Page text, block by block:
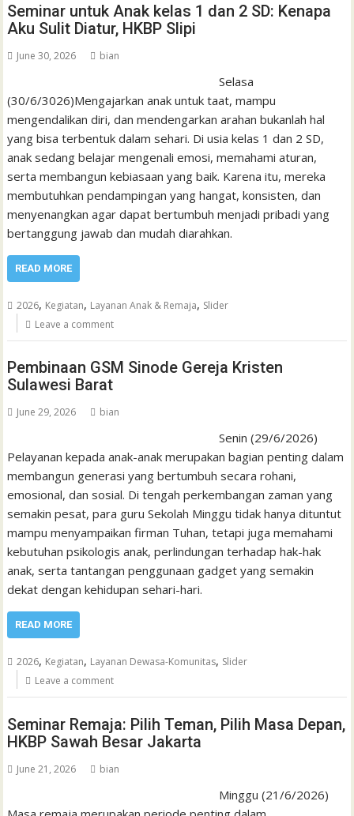
Seminar untuk Anak kelas 1 dan 2 SD: Kenapa
Aku Sulit Diatur, HKBP Slipi
June 30, 2026 bian
Selasa
(30/6/3026)Mengajarkan anak untuk taat, mampu
mengendalikan diri, dan mendengarkan arahan bukanlah hal
yang bisa terbentuk dalam sehari. Di usia kelas 1 dan 2 SD,
anak sedang belajar mengenali emosi, memahami aturan,
serta membangun kebiasaan yang baik. Karena itu, mereka
membutuhkan pendampingan yang hangat, konsisten, dan
menyenangkan agar dapat bertumbuh menjadi pribadi yang
bertanggung jawab dan mudah diarahkan.
READ MORE
2026, Kegiatan, Layanan Anak & Remaja, Slider
Leave a comment
Pembinaan GSM Sinode Gereja Kristen
Sulawesi Barat
June 29, 2026 bian
Senin (29/6/2026)
Pelayanan kepada anak-anak merupakan bagian penting dalam
membangun generasi yang bertumbuh secara rohani,
emosional, dan sosial. Di tengah perkembangan zaman yang
semakin pesat, para guru Sekolah Minggu tidak hanya dituntut
mampu menyampaikan firman Tuhan, tetapi juga memahami
kebutuhan psikologis anak, perlindungan terhadap hak-hak
anak, serta tantangan penggunaan gadget yang semakin
dekat dengan kehidupan sehari-hari.
READ MORE
2026, Kegiatan, Layanan Dewasa-Komunitas, Slider
Leave a comment
Seminar Remaja: Pilih Teman, Pilih Masa Depan,
HKBP Sawah Besar Jakarta
June 21, 2026 bian
Minggu (21/6/2026)